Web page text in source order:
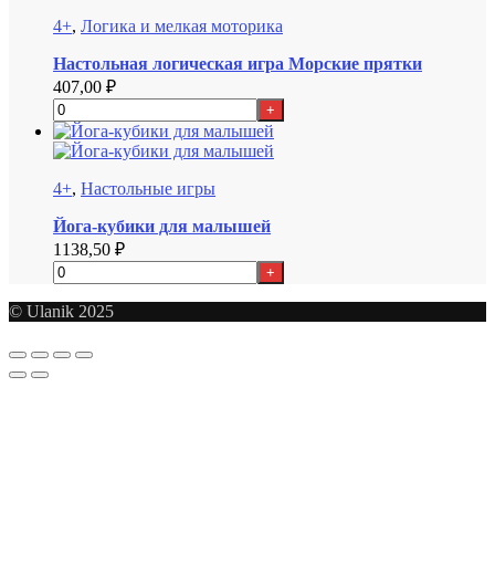
4+, Логика и мелкая моторика
Настольная логическая игра Морские прятки
407,00 ₽
+
4+, Настольные игры
Йога-кубики для малышей
1138,50 ₽
+
© Ulanik 2025